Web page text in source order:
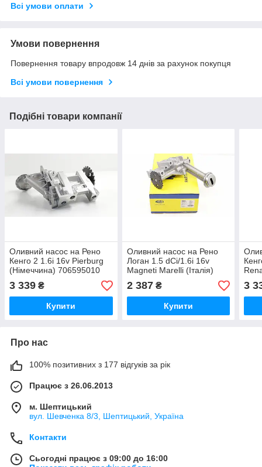
Всі умови оплати
Умови повернення
Повернення товару впродовж 14 днів за рахунок покупця
Всі умови повернення
Подібні товари компанії
Оливний насос на Рено
Кенго 2 1.6i 16v Pierburg
(Німеччина) 706595010
3 339 ₴
Купити
Оливний насос на Рено
Логан 1.5 dCi/1.6i 16v
Magneti Marelli (Італія)
351516000043
2 387₴
Купити
3
Про нас
100% позитивних з 177 відгуків за рік
Працює з 26.06.2013
м. Шептицький
вул. Шевченка 8/3, Шептицький, Україна
Контакти
Сьогодні працює з 09:00 до 16:00